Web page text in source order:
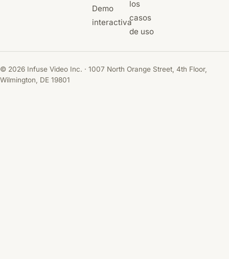
Demo
interactiva
los
casos
de uso
© 2026 Infuse Video Inc. · 1007 North Orange Street, 4th Floor,
Wilmington, DE 19801